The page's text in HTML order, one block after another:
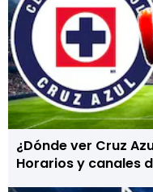
¿Dónde ver Cruz
Horarios y canales